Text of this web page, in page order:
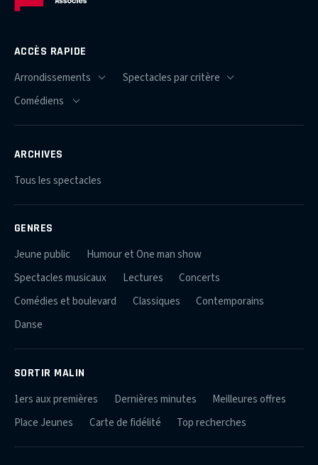
ACCÈS RAPIDE
ARCHIVES
Tous les spectacles
GENRES
Jeune public
Humour et One man show
Spectacles musicaux
Lectures
Concerts
Comédies et boulevard
Classiques
Contemporains
Danse
SORTIR MALIN
1ers aux premières Dernières minutes
Meilleures offres
Place Jeunes
Carte de fidélité Top recherches